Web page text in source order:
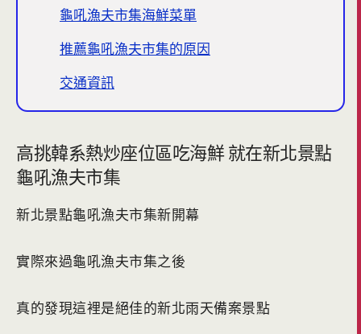
龜吼漁夫市集海鮮菜單
推薦龜吼漁夫市集的原因
交通資訊
高挑韓系熱炒座位區吃海鮮 就在新北景點
龜吼漁夫市集
新北景點龜吼漁夫市集新開幕
實際來過龜吼漁夫市集之後
真的發現這裡是絕佳的新北雨天備案景點